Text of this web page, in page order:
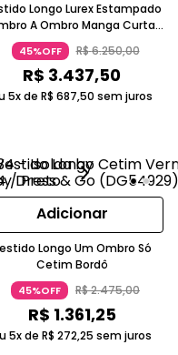
Longo Lurex Estampado
A Ombro Manga Curta
Bufante Bordô
45%OFF R$6.250,00
R$ 3.437,50
5x de R$ 687,50 sem juros
Adicionar
Longo Um Ombro Só
Cetim Bordô
45%OFF R$2.475,00
R$ 1.361,25
5x de R$ 272,25 sem juros